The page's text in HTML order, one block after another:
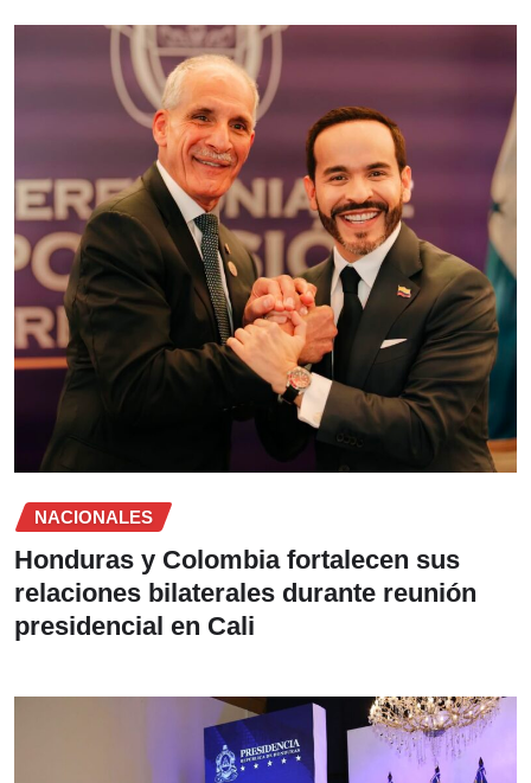
NACIONALES
Honduras y Colombia fortalecen sus
relaciones bilaterales durante reunión
presidencial en Cali